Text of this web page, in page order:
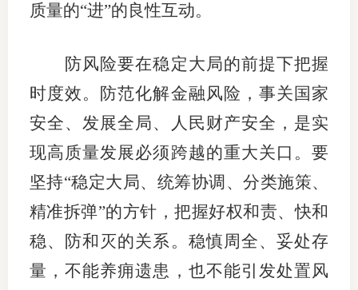
质量的“进”的良性互动。
防风险要在稳定大局的前提下把握
时度效。防范化解金融风险，事关国家
安全、发展全局、人民财产安全，是实
现高质量发展必须跨越的重大关口。要
坚持“稳定大局、统筹协调、分类施策、
精准拆弹”的方针，把握好权和责、快和
稳、防和灭的关系。稳慎周全、妥处存
量，不能养痈遗患，也不能引发处置风